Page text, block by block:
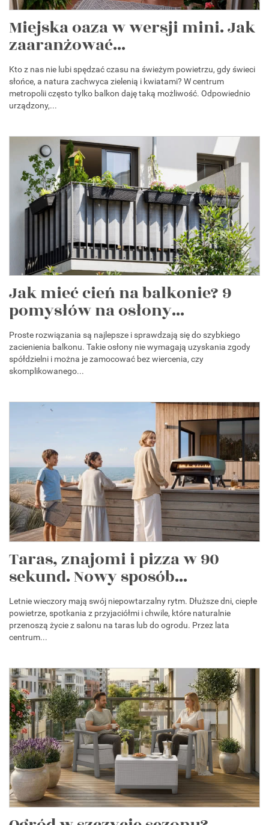
Miejska oaza w wersji mini. Jak
zaaranżować...
Kto z nas nie lubi spędzać czasu na świeżym powietrzu, gdy świeci
słońce, a natura zachwyca zielenią i kwiatami? W centrum
metropolii często tylko balkon daję taką możliwość. Odpowiednio
urządzony,...
Jak mieć cień na balkonie? 9
pomysłów na osłony...
Proste rozwiązania są najlepsze i sprawdzają się do szybkiego
zacienienia balkonu. Takie osłony nie wymagają uzyskania zgody
spółdzielni i można je zamocować bez wiercenia, czy
skomplikowanego...
Taras, znajomi i pizza w 90
sekund. Nowy sposób...
Letnie wieczory mają swój niepowtarzalny rytm. Dłuższe dni, ciepłe
powietrze, spotkania z przyjaciółmi i chwile, które naturalnie
przenoszą życie z salonu na taras lub do ogrodu. Przez lata
centrum...